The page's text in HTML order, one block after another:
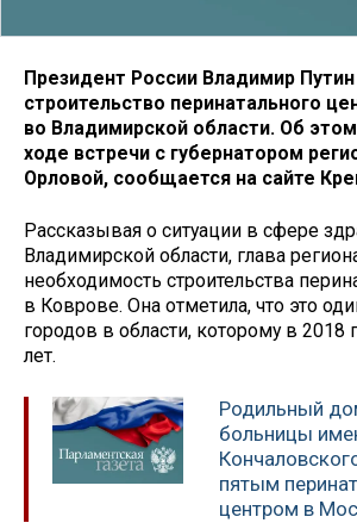
Президент России Владимир
строительство перинатального
во Владимирской области. Об
ходе встречи с губернатором
Орловой, сообщается на сайте
Рассказывая о ситуации в сфере
Владимирской области, глава
необходимость строительства
в Коврове. Она отметила, что это
городов в области, которому в 2018
лет.
Родильный
больницы
пятым
центром в